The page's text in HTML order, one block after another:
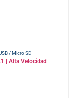
/ Micro SD
| Alta Velocidad |